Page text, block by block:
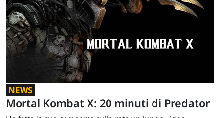
NEWS
Mortal Kombat X: 20 minuti di Predator